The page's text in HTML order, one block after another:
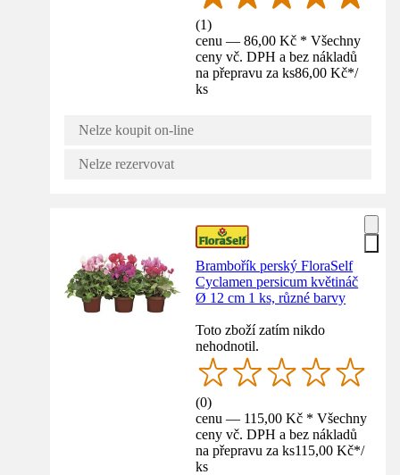
(1)
cenu — 86,00 Kč * Všechny
ceny vč. DPH a bez nákladů
na přepravu za ks86,00 Kč*/
ks
Nelze koupit on-line
Nelze rezervovat
Brambořík perský FloraSelf
Cyclamen persicum květináč
Ø 12 cm 1 ks, různé barvy
Toto zboží zatím nikdo
nehodnotil.
(0)
cenu — 115,00 Kč * Všechny
ceny vč. DPH a bez nákladů
na přepravu za ks115,00 Kč*/
ks